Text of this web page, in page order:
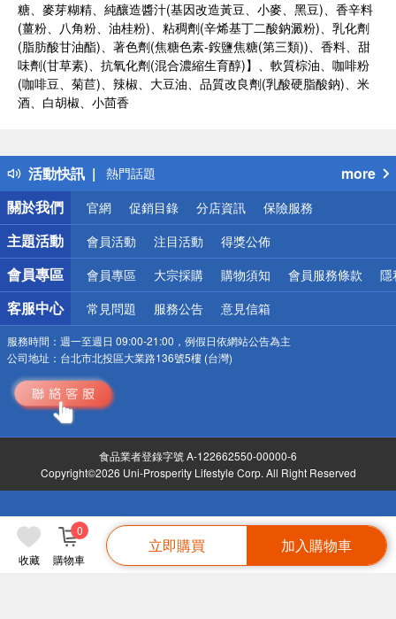
收藏 購物車
0
立即購買 加入購物車
糖、麥芽糊精、純釀造醬汁(基因改造黃豆、小麥、黑豆)、香辛料
(薑粉、八角粉、油桂粉)、粘稠劑(辛烯基丁二酸鈉澱粉)、乳化劑
(脂肪酸甘油酯)、著色劑(焦糖色素-銨鹽焦糖(第三類))、香料、甜
味劑(甘草素)、抗氧化劑(混合濃縮生育醇)】、軟質棕油、咖啡粉
(咖啡豆、菊苣)、辣椒、大豆油、品質改良劑(乳酸硬脂酸鈉)、米
酒、白胡椒、小茴香
活動快訊
得獎公告
熱門話題
銀行優惠
偏遠地區配送
詐騙網頁！請小心！
more
關於我們
官網 促銷目錄 分店資訊 保險服務
主題活動 會員活動 注目活動 得獎公佈
會員專區 會員專區 大宗採購 購物須知 會員服務條款 隱
客服中心 常見問題 服務公告 意見信箱
服務時間： 週一至週日 09:00-21:00，例假日依網站公告為主
公司地址： 台北市北投區大業路136號5樓 (台灣)
食品業者登錄字號 A-122662550-00000-6
Copyright©2026 Uni-Prosperity Lifestyle Corp. All Right Reserved